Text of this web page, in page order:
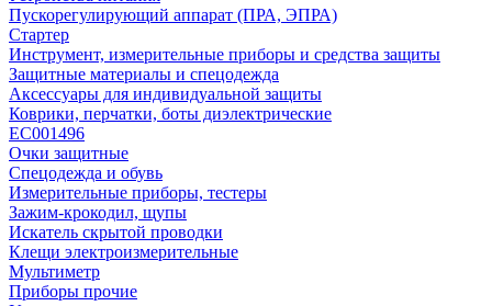
Пускорегулирующий аппарат (ПРА, ЭПРА)
Стартер
Инструмент, измерительные приборы и средства защиты
Защитные материалы и спецодежда
Аксессуары для индивидуальной защиты
Коврики, перчатки, боты диэлектрические
EC001496
Очки защитные
Спецодежда и обувь
Измерительные приборы, тестеры
Зажим-крокодил, щупы
Искатель скрытой проводки
Клещи электроизмерительные
Мультиметр
Приборы прочие